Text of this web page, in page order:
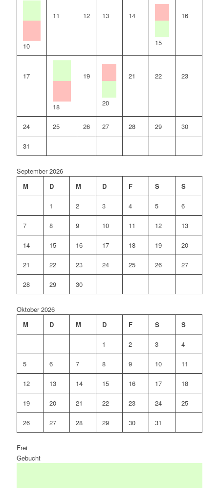
10
11 12 13 14
15
16
17
18
19
20
21 22 23
24 25 26 27 28 29 30
31
September 2026
M
D M D F S S
1 2 3 4 5 6
7 8 9 10 11 12 13
14 15 16 17 18 19 20
21 22 23 24 25 26 27
28 29 30
Oktober 2026
M
D M D F S S
1 2 3 4
5 6 7 8 9 10 11
12 13 14 15 16 17 18
19 20 21 22 23 24 25
26 27 28 29 30 31
Frei
Gebucht